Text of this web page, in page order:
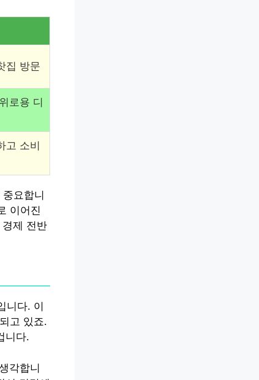
집 방문
로용 디
고 소비
요합니
이어진
제 전반
니다. 이
고 있죠.
니다.
각합니